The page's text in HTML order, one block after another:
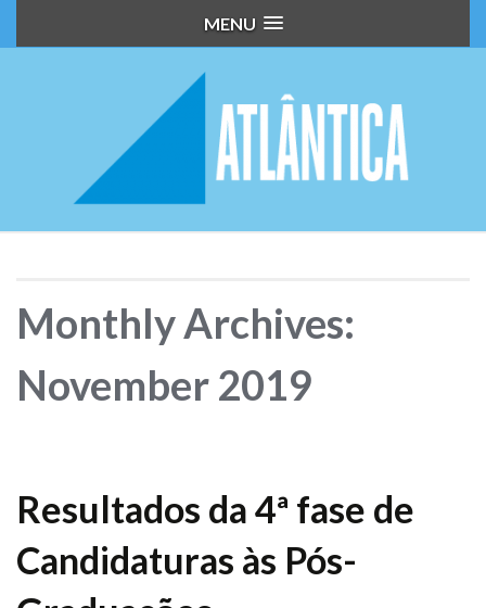
MENU
Monthly Archives:
November 2019
Resultados da 4ª fase de
Candidaturas às Pós-